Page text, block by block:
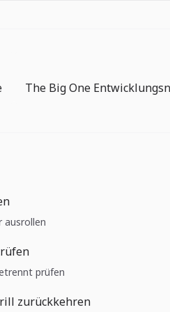
ausrollen
prüfen
zurückkehren